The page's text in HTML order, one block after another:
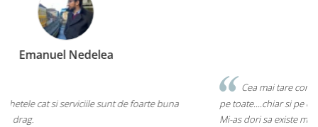
Cea mai tare companie. Ai nevoie de o eticheta? Ei stiu sa le faca
pe toate....chiar si pe cele care inca nu au ajuns pe piata mainstream.
Mi-as dori sa existe mai multe companii de acest gen (inovatoare si